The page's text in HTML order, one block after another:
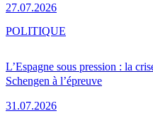
27.07.2026
L’Espagne sous pression : la
Schengen à l’épreuve
31.07.2026
POLITIQUE